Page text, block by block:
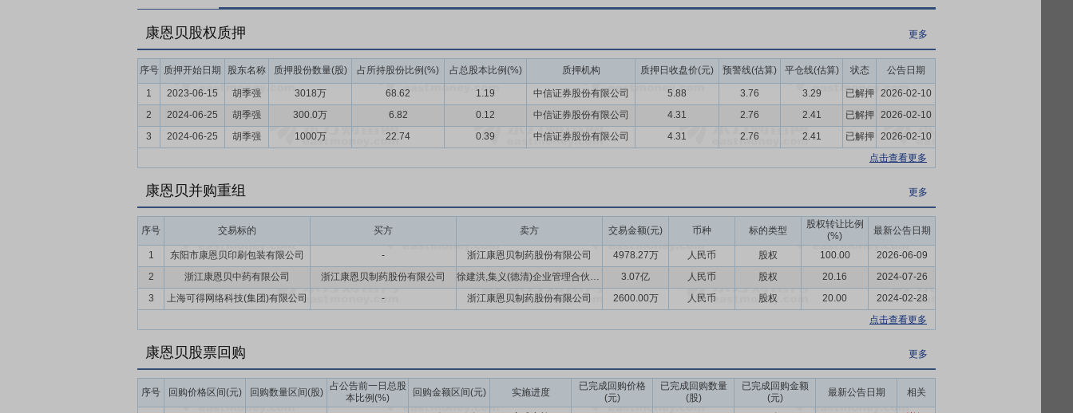
人OTC团队覆盖全国渠道终端，通过多年来持续聚焦零售市场，在品牌定位、产品宣传、市场活动、终端动销、店员推广及消费者教育等各个方面，逐渐形成
了一整套特色鲜明且行之有效的营销模式，成功打造多款OTC黄金单品。医疗端则以浙江、上海、江苏等医药大省为核心，全国医疗终端建立了自营为主的专
疗终端网络更高水平建设。新零售方面，与阿里健康等平台合作，运用D2C模式成效显著，并拓展B2C、O2O等渠道，取得一定市场规模。
要点11：较完整的全链条管控能力
公司在现代植物药（含中成药）、特色化学药制剂及原料药领域，实现从种植到营销的全产业链覆盖。种植端，建立了专
属中药材种植基地，从源头保障药品品质；研发端，通过组建专业团队，加大研发投入以及与科研院校合作等，挖掘中药潜力、布局化学药创新；生产端，按国
际标准建立生产基地，引进先进设备，严控产品质量，积极推行绿色生产；营销端，以市场需求为导向，构建多元渠道网络，传统零售与连锁药店合作，医疗市
场开展学术推广，并积极拓展电商业务，实现全产业链协同发展，夯实公司核心竞争力。
的浙贝母、杭白菊、延胡索、玄参、浙麦冬、白术、杭白芍、温郁金等浙八味道地药材产区,拥有悠久的中药材种植流通历史与现实经营基础,但却因为小、散、
乱等各种问题,导致原浙八味药材资源优势逐渐消失,新浙药资源气候尚未成型,浙产药材深陷发展困境,亟待转型升级。
2018年7月20日公告,公司拟以6,505.40万元受让江西天施康中药股份有限公司持有的江西珍视明药业有
限公司81.25%的股权。交易完成后,公司将直接持有珍视明公司100%股权。标的公司以生产中西药制剂产品为主,拥有滴眼剂为主的47个品种,其中国家医保产品
25个,进入国家基本药物目录产品7个。其独家生产的珍视明滴眼液于1988年上市,至今已有近30年历史,主要功效为防治青少年假性近视,防止视力下降。标的公
司下属还有江西珍视明光学有限公司和江西珍视明大药房连锁有限公司2家全资子公司。
2018年9月16日公告,公司拟回购股份,回购金额不超过3.20亿元,回购价格不超8元/股。回购期限为自股东大会审议通过回购方
案之日起不超过6个月。本次回购的股份将用于实施员工持股计划、减少注册资本(注销股份)。
要点15：拟大幅上调回购金额至4亿-8亿元
2018年12月17日公告,公司拟调整回购方案,回购金额由此前的不超3.2亿元调整为不超过8亿元且不低于4亿元。截
至11月30日,公司已累计回购股份2799万股,占公司总股本的1.05%,累计支付总额1.75亿元。
康恩贝股权质押 更多
序号 质押开始日期 股东名称 质押股份数量(股) 占所持股份比例(%) 占总股本比例(%) 质押机构 质押日收盘价(元) 预警线(估算) 平仓线(估算) 状态 公告日期
1 2023-06-15 胡季强 3018万 68.62 1.19 中信证券股份有限公司 5.88 3.76 3.29 已解押
2026-02-10
2
2024-06-25 胡季强 300.0万 6.82 0.12 中信证券股份有限公司 4.31 2.76 2.41 已解押
2026-02-10
3
2024-06-25 胡季强 1000万 22.74 0.39 中信证券股份有限公司 4.31 2.76 2.41 已解押
2026-02-10
点击查看更多
康恩贝并购重组 更多
序号 交易标的 买方 卖方 交易金额(元) 币种 标的类型
股权转让比例
(%)
最新公告日期
1 东阳市康恩贝印刷包装有限公司 - 浙江康恩贝制药股份有限公司 4978.27万 人民币 股权 100.00
2026-06-09
2
浙江康恩贝中药有限公司 浙江康恩贝制药股份有限公司 徐建洪,集义(德清)企业管理合伙企业(有限合伙) 3.07亿 人民币 股权 20.16
2024-07-26
3
上海可得网络科技(集团)有限公司 - 浙江康恩贝制药股份有限公司 2600.00万 人民币 股权 20.00
2024-02-28
点击查看更多
康恩贝股票回购 更多
序号 回购价格区间(元) 回购数量区间(股)
占公告前一日总股
本比例(%)
回购金额区间(元) 实施进度
已完成回购价格
(元)
已完成回购数量
(股)
已完成回购金额
(元)
最新公告日期 相关